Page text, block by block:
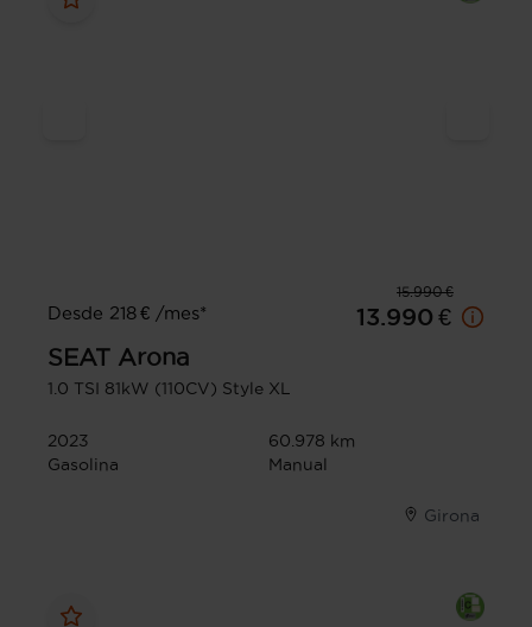
15.990 €
Desde 218 € /mes*
13.990 €
SEAT Arona
1.0 TSI 81kW (110CV) Style XL
2023
60.978 km
Gasolina
Manual
Girona